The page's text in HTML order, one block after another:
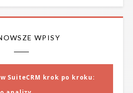
WPISY
SuiteCRM krok po kroku: